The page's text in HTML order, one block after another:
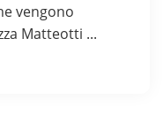
vengono
Matteotti ...